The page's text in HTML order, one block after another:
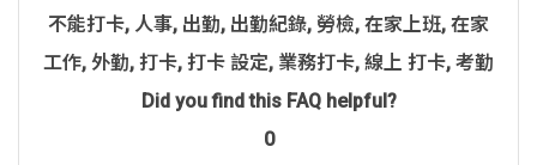
不能打卡, 人事, 出勤, 出勤紀錄, 勞檢, 在家上班, 在家
工作, 外勤, 打卡, 打卡 設定, 業務打卡, 線上 打卡, 考勤
Did you find this FAQ helpful?
0